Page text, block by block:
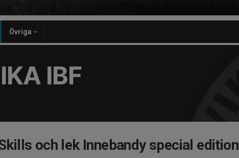
Övriga
IBF
och lek Innebandy special edition